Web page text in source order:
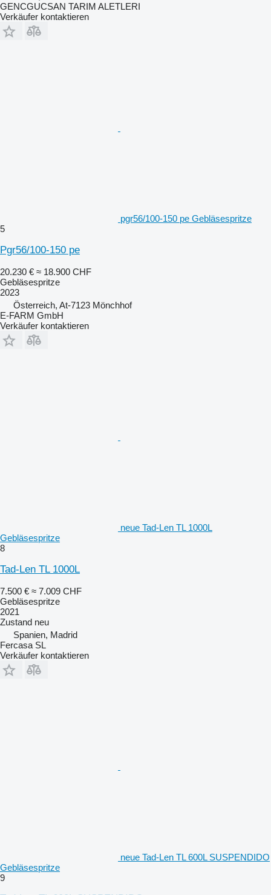
GENCGUCSAN TARIM ALETLERI
Verkäufer kontaktieren
pgr56/100-150 pe Gebläsespritze
5
Pgr56/100-150 pe
20.230 € ≈ 18.900 CHF
Gebläsespritze
2023
Österreich, At-7123 Mönchhof
E-FARM GmbH
Verkäufer kontaktieren
neue Tad-Len TL 1000L
Gebläsespritze
8
Tad-Len TL 1000L
7.500 € ≈ 7.009 CHF
Gebläsespritze
2021
Zustand neu
Spanien, Madrid
Fercasa SL
Verkäufer kontaktieren
neue Tad-Len TL 600L SUSPENDIDO
Gebläsespritze
9